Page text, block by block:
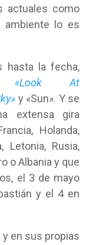
actuales como
ambiente lo es
hasta la fecha,
«Look At
y «Sun». Y se
extensa gira
Holanda,
Letonia, Rusia,
o Albania y que
el 3 de mayo
y el 4 en
en sus propias